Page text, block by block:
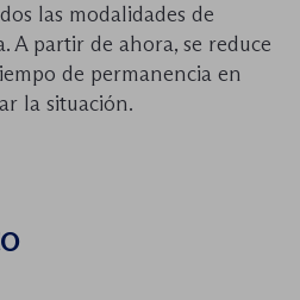
las modalidades de
A partir de ahora, se reduce
de permanencia en
la situación.